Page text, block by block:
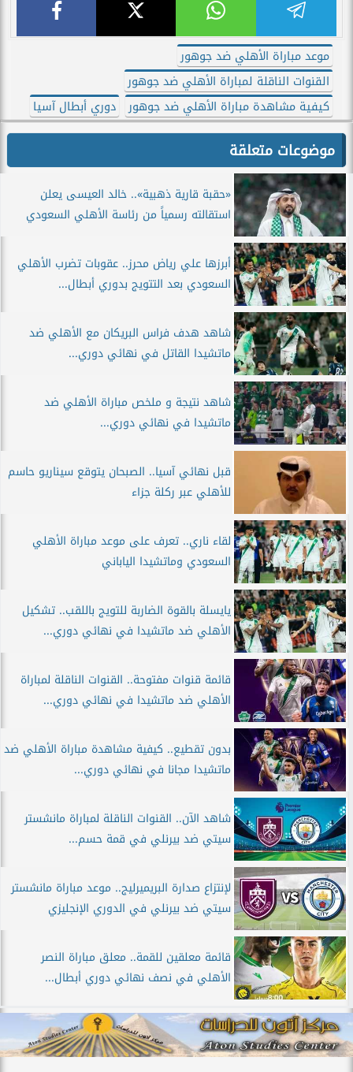
موعد مباراة الأهلي ضد جوهور
القنوات الناقلة لمباراة الأهلي ضد جوهور
كيفية مشاهدة مباراة الأهلي ضد جوهور
دوري أبطال آسيا
موضوعات متعلقة
«حقبة قارية ذهبية».. خالد العيسى يعلن
استقالته رسمياً من رئاسة الأهلي السعودي
أبرزها علي رياض محرز.. عقوبات تضرب الأهلي
السعودي بعد التتويج بدوري أبطال...
شاهد هدف فراس البريكان مع الأهلي ضد
ماتشيدا القاتل في نهائي دوري...
شاهد نتيجة و ملخص مباراة الأهلي ضد
ماتشيدا في نهائي دوري...
قبل نهائي آسيا.. الصبحان يتوقع سيناريو حاسم
للأهلي عبر ركلة جزاء
لقاء ناري.. تعرف على موعد مباراة الأهلي
السعودي وماتشيدا الياباني
يايسلة بالقوة الضاربة للتويج باللقب.. تشكيل
الأهلي ضد ماتشيدا في نهائي دوري...
قائمة قنوات مفتوحة.. القنوات الناقلة لمباراة
الأهلي ضد ماتشيدا في نهائي دوري...
بدون تقطيع.. كيفية مشاهدة مباراة الأهلي ضد
ماتشيدا مجانا في نهائي دوري...
شاهد الآن.. القنوات الناقلة لمباراة مانشستر
سيتي ضد بيرنلي في قمة حسم...
لإنتزاع صدارة البريميرليج.. موعد مباراة مانشستر
سيتي ضد بيرنلي في الدوري الإنجليزي
قائمة معلقين للقمة.. معلق مباراة النصر
الأهلي في نصف نهائي دوري أبطال...